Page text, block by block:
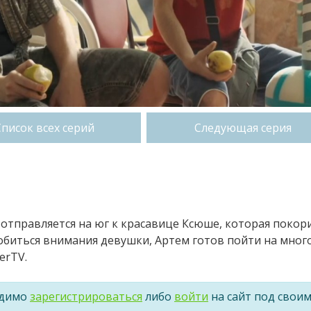
всех серий Следующая серия
на юг к красавице Ксюше, которая
внимания девушки, Артем готов пойти на
зарегистрироваться либо войти на сайт под своим